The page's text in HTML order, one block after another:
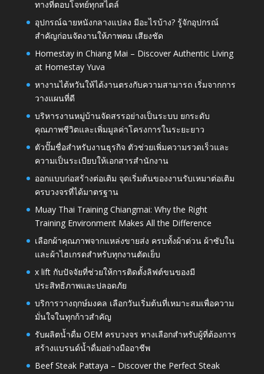
ทางที่ตอบโจทย์ทุกสไตล์
อุปกรณ์ฉายหนังกลางแปลง มีอะไรบ้าง? รู้จักอุปกรณ์
สำคัญก่อนจัดงานให้ภาพคม เสียงชัด
Homestay in Chiang Mai – Discover Authentic Living
at Homestay Yuva
หางานไต้หวันให้ได้งานตรงกับความสามารถ เริ่มจากการ
วางแผนที่ดี
บริหารงานหมู่บ้านจัดสรรอย่างเป็นระบบ ยกระดับ
คุณภาพชีวิตและเพิ่มมูลค่าโครงการในระยะยาว
ตัวปั๊มชื่อสำหรับงานธุรกิจ ตัวช่วยเพิ่มความรวดเร็วและ
ความเป็นระเบียบให้เอกสารสำนักงาน
ออกแบบก่อสร้างต่อเติม จุดเริ่มต้นของงานรับเหมาต่อเติม
ครบวงจรที่ได้มาตรฐาน
Muay Thai Training Chiangmai: Why the Right
Training Environment Makes All the Difference
เลือกผ้าคุณภาพจากแหล่งขายส่ง ครบทั้งผ้าต่วน ผ้าซับใน
และผ้าไฮเกรดสำหรับทุกงานตัดเย็บ
x lift กับปัจจัยที่ช่วยให้การติดตั้งลิฟต์ขนของมี
ประสิทธิภาพและปลอดภัย
บริการวางฤกษ์มงคล เลือกวันเริ่มต้นที่เหมาะสมเพื่อความ
มั่นใจในทุกก้าวสำคัญ
รับผลิตน้ำดื่ม OEM ครบวงจร ทางเลือกสำหรับผู้ที่ต้องการ
สร้างแบรนด์น้ำดื่มอย่างมืออาชีพ
Beef Steak Pattaya – Discover the Perfect Steak